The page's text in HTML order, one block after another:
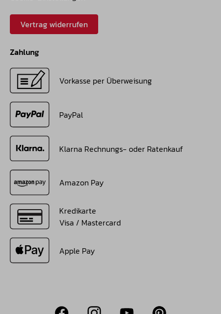
Vertrag widerrufen
Zahlung
Vorkasse per Überweisung
PayPal
Klarna Rechnungs- oder Ratenkauf
Amazon Pay
Kredikarte
Visa / Mastercard
Apple Pay